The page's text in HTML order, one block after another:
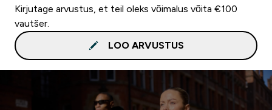
Kirjutage arvustus, et teil oleks võimalus võita €100
vautšer.
LOO ARVUSTUS